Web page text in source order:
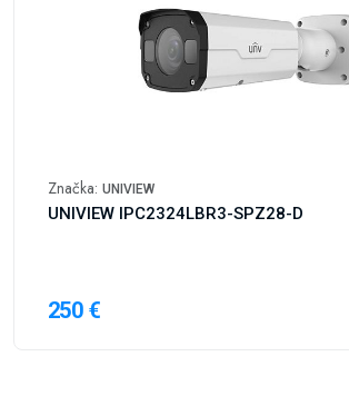
Značka: UNIVIEW
UNIVIEW IPC2324LBR3-SPZ28-D
250 €